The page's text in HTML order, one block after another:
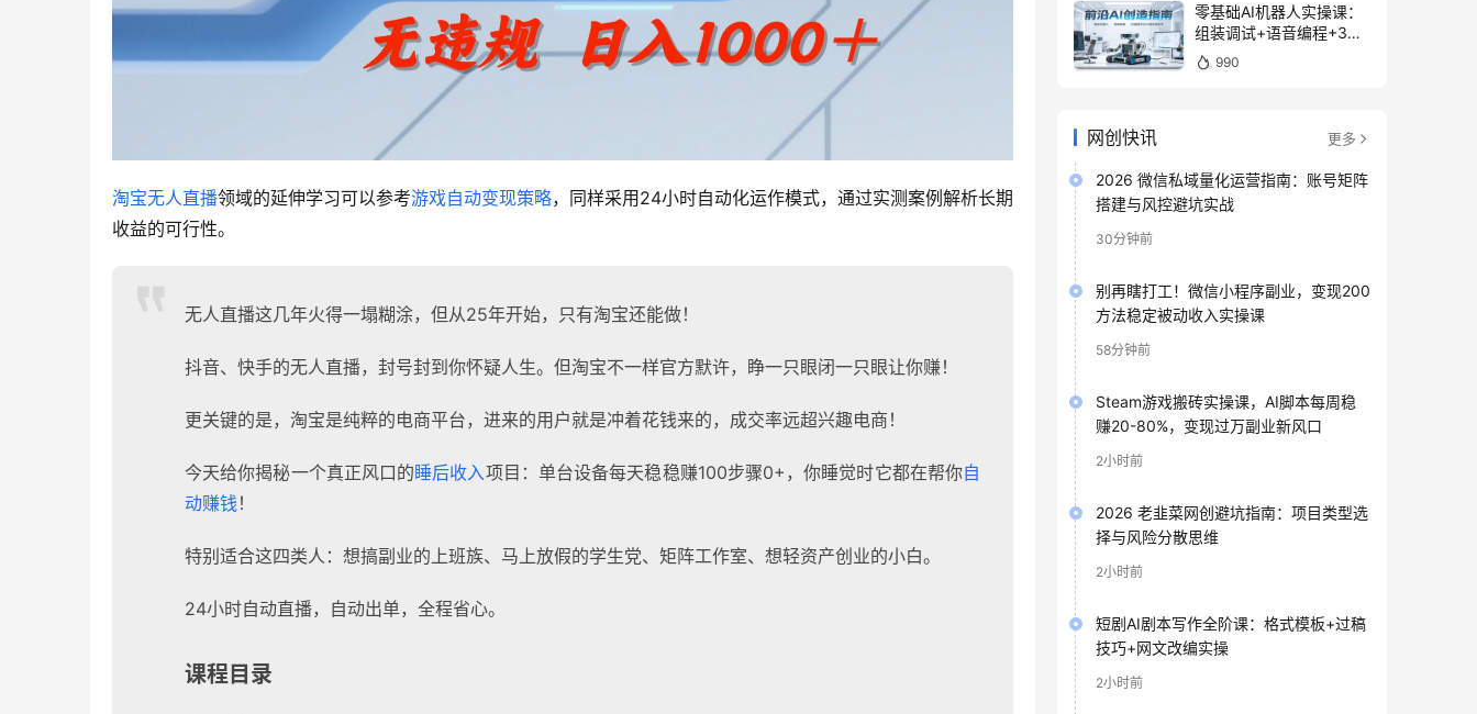
淘宝无人直播领域的延伸学习可以参考游戏自动变现策略，同样采用24小时自动化运作模式，通过实测案例解析长期
收益的可行性。
无人直播这几年火得一塌糊涂，但从25年开始，只有淘宝还能做！
抖音、快手的无人直播，封号封到你怀疑人生。但淘宝不一样官方默许，睁一只眼闭一只眼让你赚！
更关键的是，淘宝是纯粹的电商平台，进来的用户就是冲着花钱来的，成交率远超兴趣电商！
今天给你揭秘一个真正风口的睡后收入项目：单台设备每天稳稳赚100步骤0+，你睡觉时它都在帮你自
动赚钱！
特别适合这四类人：想搞副业的上班族、马上放假的学生党、矩阵工作室、想轻资产创业的小白。
24小时自动直播，自动出单，全程省心。
课程目录
零基础AI机器人实操课：
组装调试+语音编程+3D
建模打印入门
990
网创快讯 更多
2026 微信私域量化运营指南：账号矩阵
搭建与风控避坑实战
30分钟前
别再瞎打工！微信小程序副业，变现200
方法稳定被动收入实操课
58分钟前
Steam游戏搬砖实操课，AI脚本每周稳
赚20-80%，变现过万副业新风口
2小时前
2026 老韭菜网创避坑指南：项目类型选
择与风险分散思维
2小时前
短剧AI剧本写作全阶课：格式模板+过稿
技巧+网文改编实操
2小时前